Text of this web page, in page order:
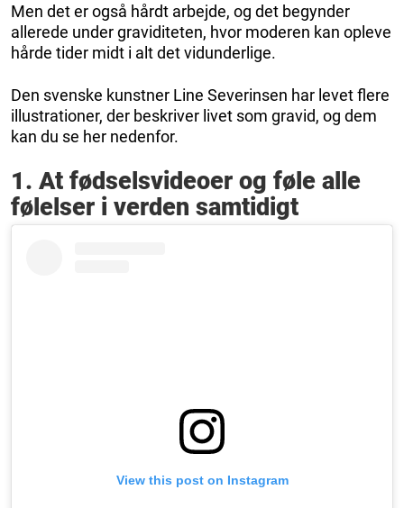
Men det er også hårdt arbejde, og det begynder
allerede under graviditeten, hvor moderen kan opleve
hårde tider midt i alt det vidunderlige.
Den svenske kunstner Line Severinsen har levet flere
illustrationer, der beskriver livet som gravid, og dem
kan du se her nedenfor.
1. At fødselsvideoer og føle alle
følelser i verden samtidigt
View this post on Instagram